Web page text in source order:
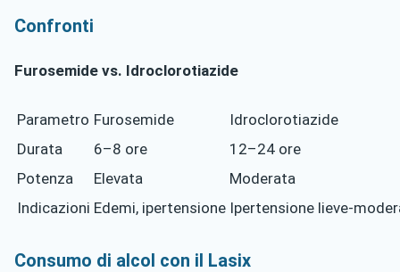
Confronti
Furosemide vs. Idroclorotiazide
Parametro Furosemide
Idroclorotiazide
Durata
6–8 ore
12–24 ore
Potenza
Elevata
Moderata
Indicazioni Edemi, ipertensione Ipertensione lieve-
Consumo di alcol con il Lasix